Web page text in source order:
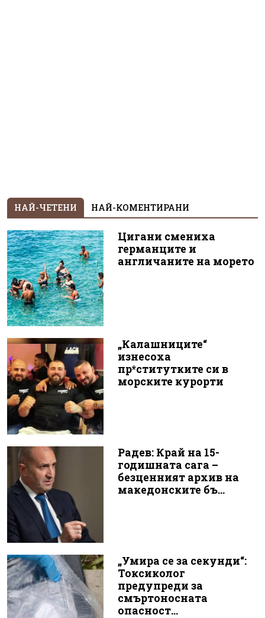
НАЙ-ЧЕТЕНИ НАЙ-КОМЕНТИРАНИ
Цигани смениха
германците и
англичаните на морето
„Калашниците“
изнесоха
пр*ститутките си в
морските курорти
Радев: Край на 15-
годишната сага –
безценният архив на
македонските бъ...
„Умира се за секунди“:
Токсиколог
предупреди за
смъртоносната
опасност...